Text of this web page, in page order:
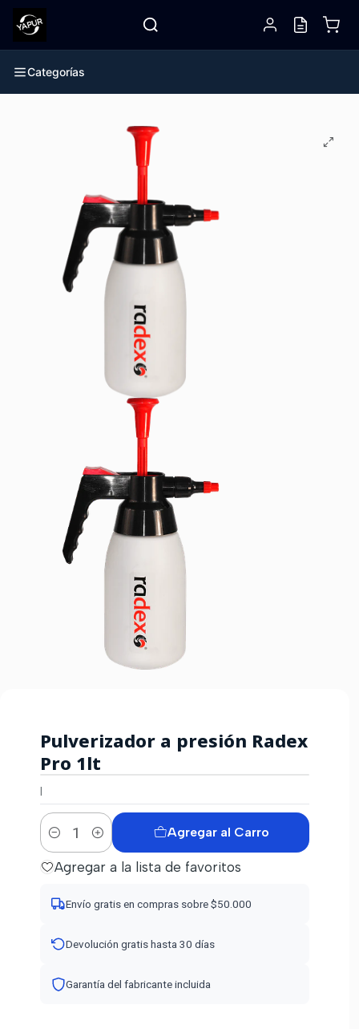
Categorías
|
Pulverizador a presión Radex
Pro 1lt
Cantidad
Agregar al Carro
Agregar a la lista de favoritos
Envío gratis en compras sobre $50.000
Devolución gratis hasta 30 días
Garantía del fabricante incluida